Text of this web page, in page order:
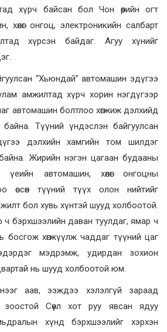
хүрч байсан бол Чон өөрийн огт
хөлөг онгоц, электроникийн салбарт
хүрсэн байдаг. Агуу хүнийг
“Хьюндай” автомашин эдүгээ
амжилтад хүрч хорин нэгдүгээр
автомашин болтлоо хөгжиж дэлхийд
Түүний үндэслэн байгуулсан
дэлхийн хамгийн том шилдэг
Жирийн нэгэн цагаан будааны
үеийн автомашин, хөлөг онгоцны
өссөн түүний түүх олон нийтийг
бол хувь хүнтэй шууд холбоотой.
бэрхшээлийн даван туулдаг, ямар ч
босгож хөгжүүлж чаддаг түүний цаг
мэдрэмж, удирдан зохион
нь шууд холбоотой юм.
аав, ээждээ хэлэлгүй зараад
зоостой Сөүл хот руу явсан ядуу
хүнд бэрхшээлийг хэрхэн